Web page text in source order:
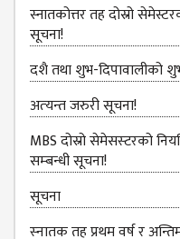
EDUCATION(B.ED)
HUMANITIES (BA)
MASTER
EDUCATION(M.ED)
MANAGEMENT
(MBS)
ACADEMIC
स्नातकोत्तर तह दोस्रो
सूचना!
दशै तथा शुभ-दिपावालीको
अत्‍यन्‍त जरुरी सूचना!
MBS दोस्रो सेमेसस्‍टरको
सम्‍बन्धी सूचना!
सूचना
स्‍नातक तह प्रथम वर्ष र